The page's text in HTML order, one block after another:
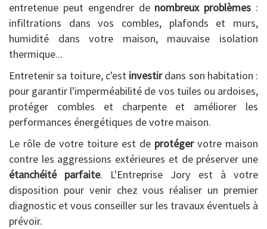
entretenue peut engendrer de nombreux problèmes :
infiltrations dans vos combles, plafonds et murs,
humidité dans votre maison, mauvaise isolation
thermique...
Entretenir sa toiture, c'est investirdans son habitation :
pour garantir l'imperméabilité de vos tuiles ou ardoises,
protéger combles et charpente et améliorer les
performances énergétiques de votre maison.
Le rôle de votre toiture est de protégervotre maison
contre les aggressions extérieures et de préserver une
étanchéité parfaite. L'Entreprise Jory est à votre
disposition pour venir chez vous réaliser un premier
diagnostic et vous conseiller sur les travaux éventuels à
prévoir.